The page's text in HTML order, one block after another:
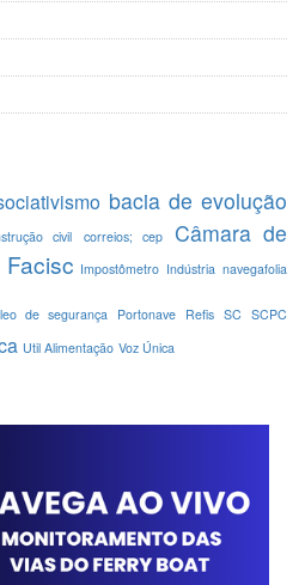
bacia de evolução
civil correios; cep
Câmara de
Facisc Impostômetro Indústria navegafolia
de segurança Portonave Refis SC SCPC
Util Alimentação Voz Única